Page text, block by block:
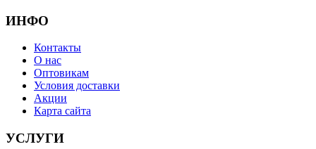
ИНФО
Контакты
О нас
Оптовикам
Условия доставки
Акции
Карта сайта
УСЛУГИ